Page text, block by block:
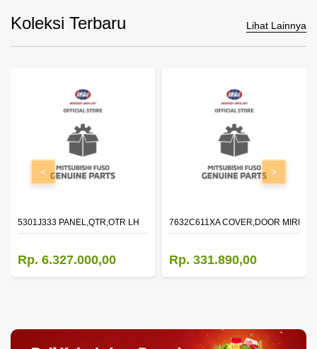
Koleksi Terbaru Lihat Lainnya
5301J333 PANEL,QTR,OTR LH
Rp. 6.327.000,00
7632C611XA COVER,DOOR
Rp. 331.890,00
< >